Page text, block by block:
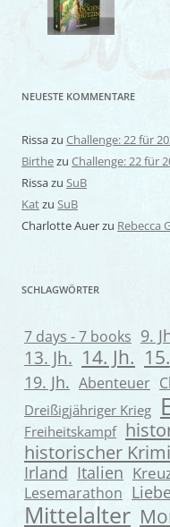
NEUESTE KOMMENTARE
Rissazu Challenge: 22 für
Birthezu Challenge: 22 für
Rissazu SuB
Katzu SuB
Charlotte Auerzu Rebecca
SCHLAGWÖRTER
7 days - 7 books 9.
13. Jh. 14. Jh.
19. Jh. Abenteuer
Dreißigjähriger Krieg
Freiheitskampf
historischer Krimi
Irland Italien
Lesemarathon
Mittelalter